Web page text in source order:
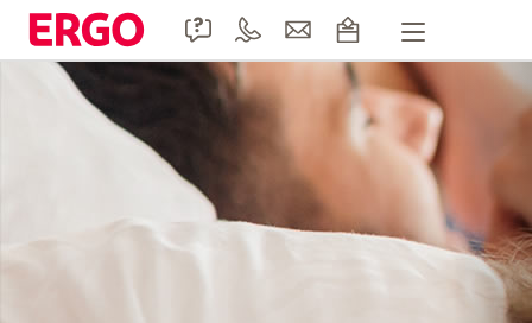
Handige formulieren
Product informatie